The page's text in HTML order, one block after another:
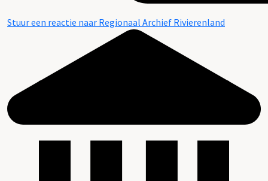
Stuur een reactie naar Regionaal Archief Rivierenland